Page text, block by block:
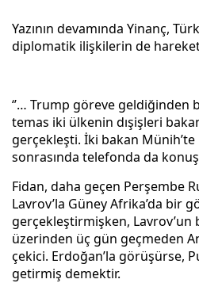
Yazının devamında Yinanç,
diplomatik ilişkilerin de
‘’… Trump göreve geldiğinden
temas iki ülkenin dışişleri
gerçekleşti. İki bakan
sonrasında telefonda da
Fidan, daha geçen Perşembe
Lavrov’la Güney Afrika’da bir
gerçekleştirmişken,
üzerinden üç gün geçmeden
çekici. Erdoğan’la görüşürse,
getirmiş demektir.